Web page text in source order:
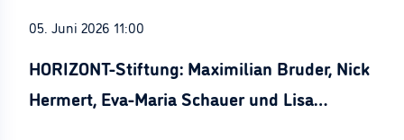
05. Juni 2026 11:00
HORIZONT-Stiftung: Maximilian Bruder, Nick
Hermert, Eva-Maria Schauer und Lisa